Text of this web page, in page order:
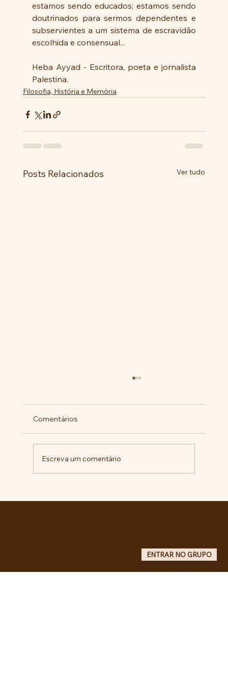
estamos sendo educados; estamos sendo
doutrinados para sermos dependentes e
subservientes a um sistema de escravidão
escolhida e consensual...
Heba Ayyad - Escritora, poeta e jornalista
Palestina.
Filosofia, História e Memória
Posts Relacionados Ver tudo
Comentários
Escreva um comentário
ENTRAR NO GRUPO